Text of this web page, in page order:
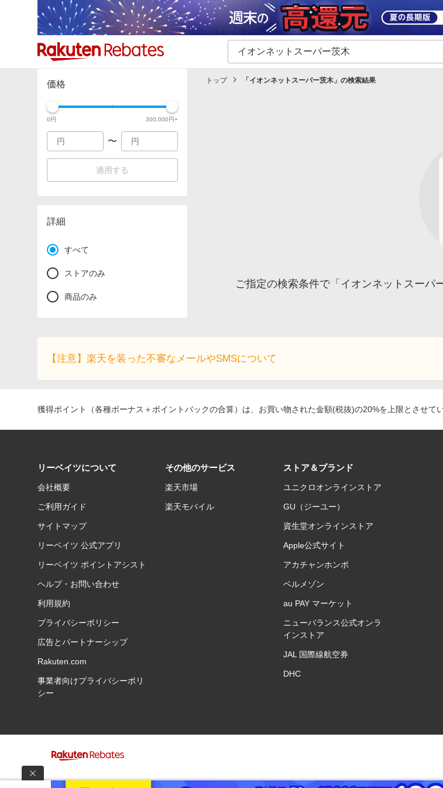
カテゴリー一覧 イベント一覧 ショッピング
価格
0円 300,000円+
〜
適用する
詳細
すべて
ストアのみ
商品のみ
トップ 「 イオンネットスーパー茨木 」の検索結果
ご指定の検索条件で「イオンネットスーパ
【注意】楽天を装った不審なメールやSMSについて
獲得ポイント（各種ボーナス＋ポイントバックの合算）は、お買い物された金額(税抜)の20%を上限とさせて
リーベイツについて
会社概要
ご利用ガイド
サイトマップ
リーベイツ 公式アプリ
リーベイツ ポイントアシスト
ヘルプ・お問い合わせ
利用規約
プライバシーポリシー
広告とパートナーシップ
Rakuten.com
事業者向けプライバシーポリ
シー
その他のサービス
楽天市場
楽天モバイル
ストア＆ブランド
ユニクロオンラインストア
GU（ジーユー）
資生堂オンラインストア
Apple公式サイト
アカチャンホンポ
ベルメゾン
au PAY マーケット
ニューバランス公式オンラ
インストア
JAL 国際線航空券
DHC